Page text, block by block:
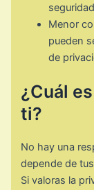
Menor
pueden
de
¿Cuál
ti?
No hay una
depende de
Si valoras la